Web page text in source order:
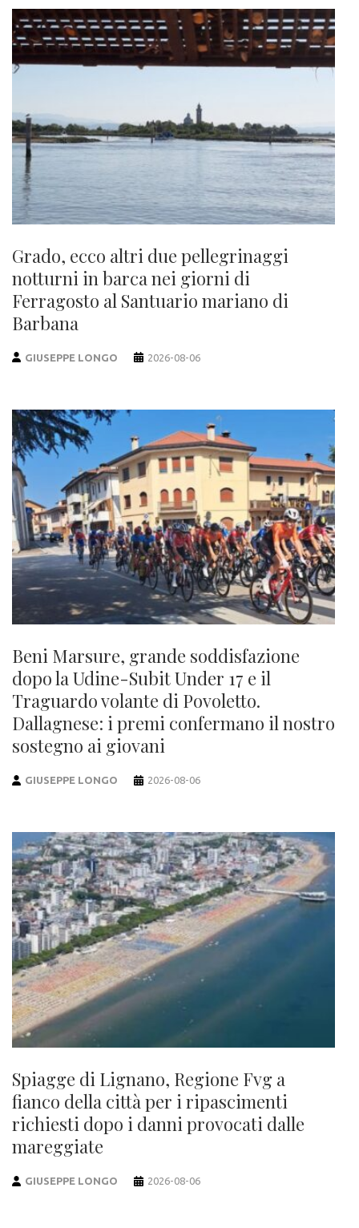
Grado, ecco altri due pellegrinaggi
notturni in barca nei giorni di
Ferragosto al Santuario mariano di
Barbana
GIUSEPPE LONGO 2026-08-06
Beni Marsure, grande soddisfazione
dopo la Udine-Subit Under 17 e il
Traguardo volante di Povoletto.
Dallagnese: i premi confermano il nostro
sostegno ai giovani
GIUSEPPE LONGO 2026-08-06
Spiagge di Lignano, Regione Fvg a
fianco della città per i ripascimenti
richiesti dopo i danni provocati dalle
mareggiate
GIUSEPPE LONGO 2026-08-06